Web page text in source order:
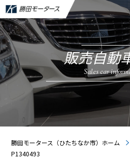
販売自動
Sales car
勝田モータース（ひたちなか市）ホーム
P1340493